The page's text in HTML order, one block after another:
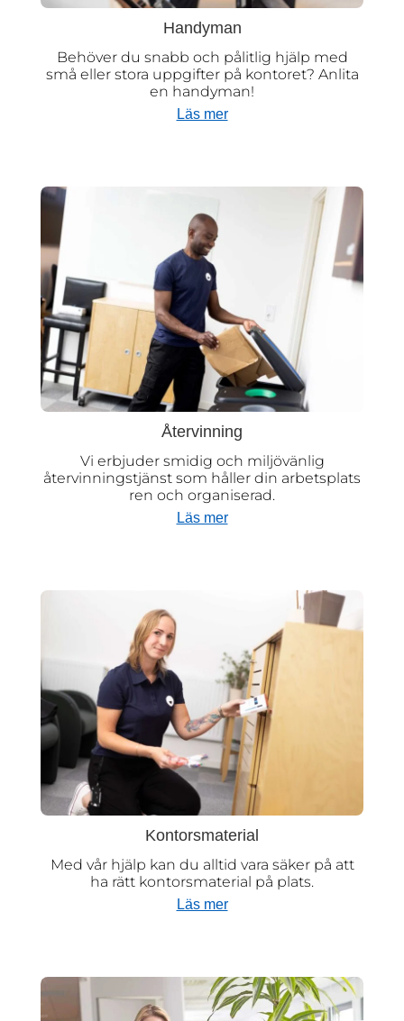
Handyman
Behöver du snabb och pålitlig hjälp med
små eller stora uppgifter på kontoret? Anlita
en handyman!
Läs mer
Återvinning
Vi erbjuder smidig och miljövänlig
återvinningstjänst som håller din arbetsplats
ren och organiserad.
Läs mer
Kontorsmaterial
Med vår hjälp kan du alltid vara säker på att
ha rätt kontorsmaterial på plats.
Läs mer